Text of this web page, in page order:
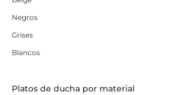
Negros
Grises
Blancos
Platos de ducha por material